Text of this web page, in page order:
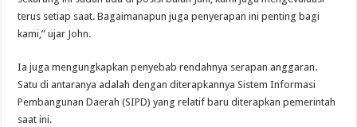
terus setiap saat. Bagaimanapun juga penyerapan ini penting bagi
kami,” ujar John.
Ia juga mengungkapkan penyebab rendahnya serapan anggaran.
Satu di antaranya adalah dengan diterapkannya Sistem Informasi
Pembangunan Daerah (SIPD) yang relatif baru diterapkan pemerintah
saat ini.